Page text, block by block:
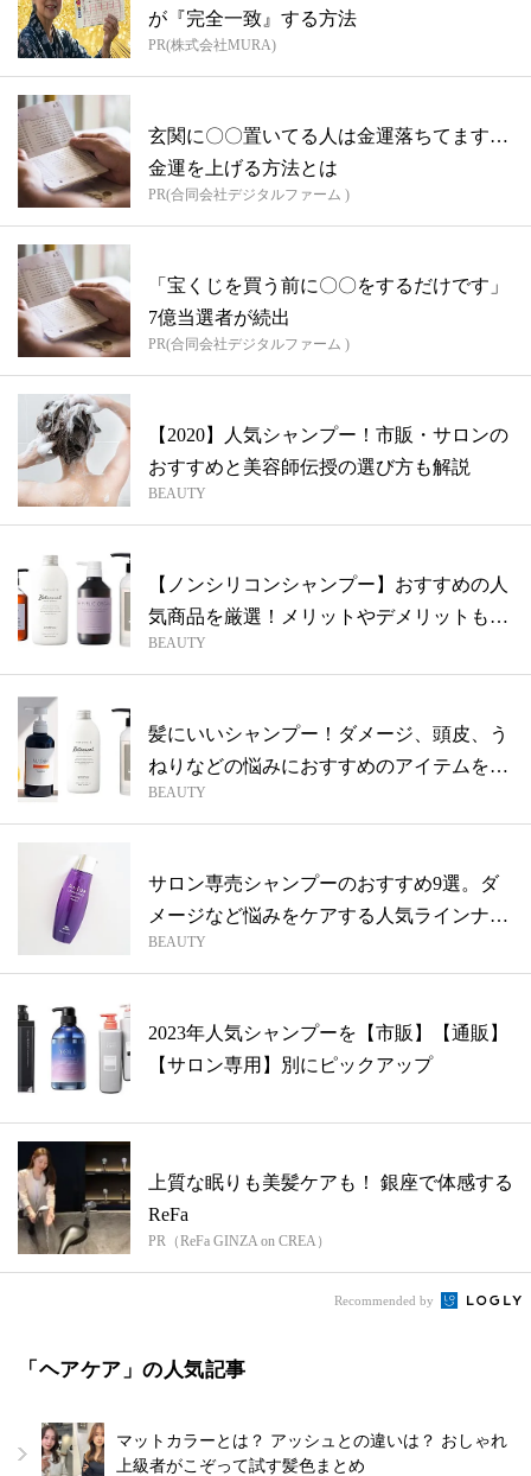
が『完全一致』する方法
PR(株式会社MURA)
玄関に〇〇置いてる人は金運落ちてます…
金運を上げる方法とは
PR(合同会社デジタルファーム )
「宝くじを買う前に〇〇をするだけです」
7億当選者が続出
PR(合同会社デジタルファーム )
【2020】人気シャンプー！市販・サロンの
おすすめと美容師伝授の選び方も解説
BEAUTY
【ノンシリコンシャンプー】おすすめの人
気商品を厳選！メリットやデメリットも解
説
BEAUTY
髪にいいシャンプー！ダメージ、頭皮、う
ねりなどの悩みにおすすめのアイテムを厳
選
BEAUTY
サロン専売シャンプーのおすすめ9選。ダ
メージなど悩みをケアする人気ラインナッ
プ
BEAUTY
2023年人気シャンプーを【市販】【通販】
【サロン専用】別にピックアップ
上質な眠りも美髪ケアも！ 銀座で体感する
ReFa
PR（ReFa GINZA on CREA）
Recommended by
「ヘアケア」の人気記事
マットカラーとは？ アッシュとの違いは？ おしゃれ
上級者がこぞって試す髪色まとめ